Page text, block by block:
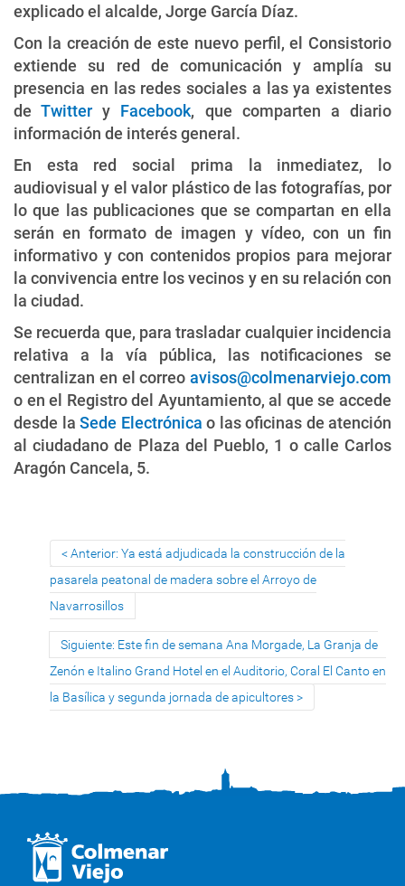
explicado el alcalde, Jorge García Díaz.
Con la creación de este nuevo perfil, el Consistorio
extiende su red de comunicación y amplía su
presencia en las redes sociales a las ya existentes
deTwitter y Facebook, que comparten a diario
información de interés general.
En esta red social prima la inmediatez, lo
audiovisual y el valor plástico de las fotografías, por
lo que las publicaciones que se compartan en ella
serán en formato de imagen y vídeo, con un fin
informativo y con contenidos propios para mejorar
la convivencia entre los vecinos y en su relación con
la ciudad.
Se recuerda que, para trasladar cualquier incidencia
relativa a la vía pública, las notificaciones se
centralizan en el correo avisos@colmenarviejo.com
o en el Registro del Ayuntamiento, al que se accede
desde la Sede Electrónica o las oficinas de atención
al ciudadano de Plaza del Pueblo, 1 o calle Carlos
Aragón Cancela, 5.
Anterior: Ya está adjudicada la construcción de la
pasarela peatonal de madera sobre el Arroyo de
Navarrosillos
Siguiente: Este fin de semana Ana Morgade, La Granja de
Zenón e Italino Grand Hotel en el Auditorio, Coral El Canto en
la Basílica y segunda jornada de apicultores